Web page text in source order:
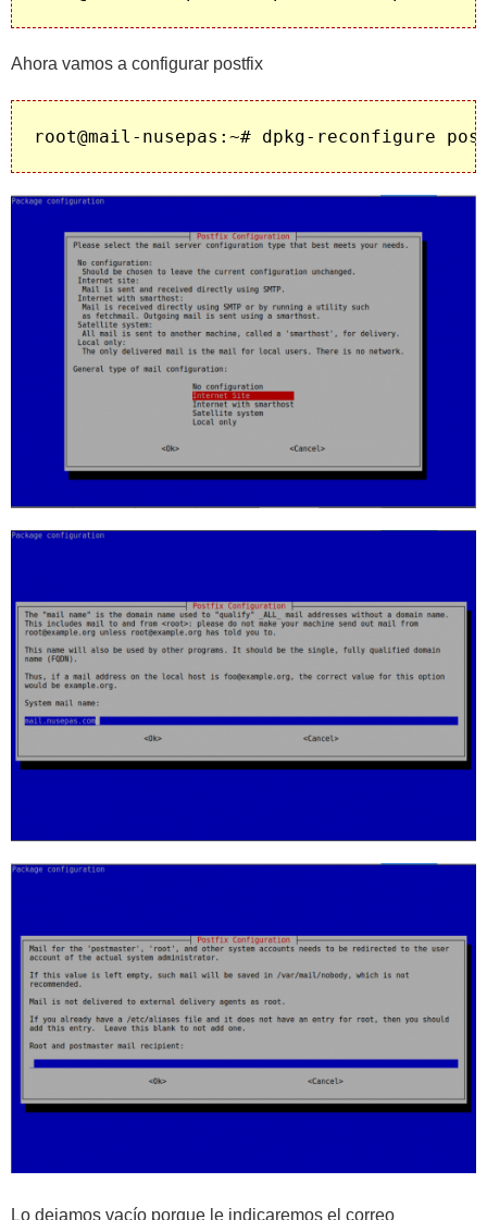
Ahora vamos a configurar postfix
Lo dejamos vacío porque le indicaremos el correo